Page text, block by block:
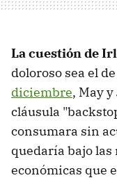
La cuestión de
doloroso sea el
diciembre, May
cláusula
consumara sin
quedaría bajo
económicas que